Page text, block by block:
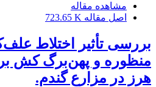
مشاهده مقاله
اصل مقاله 723.65 K
بررسی تأثیر اختلاط
منظوره و پهن‌برگ کش
هرز در مزارع گندم.